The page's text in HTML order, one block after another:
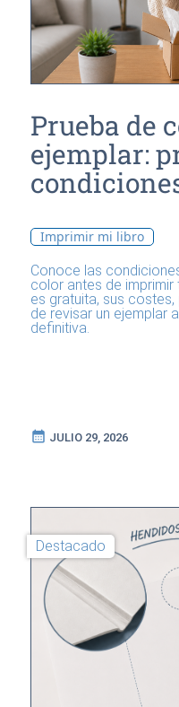
Prueba de
ejemplar:
Imprimir mi libro
Conoce las
color antes de
es gratuita, sus
de revisar un ejemplar
definitiva.
calendar_month JULIO 29, 2026
Destacado